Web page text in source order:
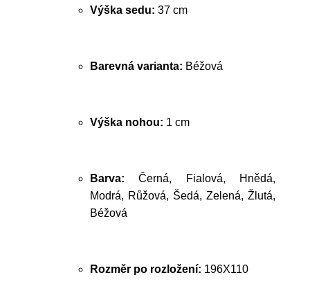
Výška sedu: 37 cm
Barevná varianta: Béžová
Výška nohou: 1 cm
Barva: Černá, Fialová, Hnědá,
Modrá, Růžová, Šedá, Zelená, Žlutá,
Béžová
Rozměr po rozložení: 196X110